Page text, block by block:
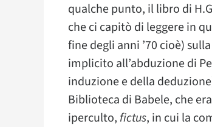
qualche punto, il libro di
che ci capitò di leggere in
fine degli anni ’70 cioè)
implicito all’abduzione di
induzione e della
Biblioteca di Babele, che
iperculto, fictus, in cui la